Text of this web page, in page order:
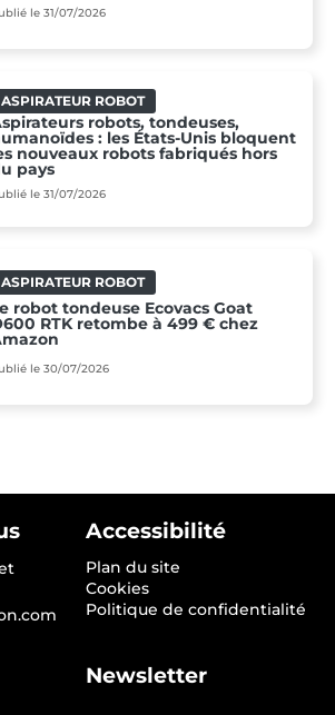
le 31/07/2026
ASPIRATEUR ROBOT
robots, tondeuses,
: les États-Unis bloquent
nouveaux robots fabriqués hors
pays
le 31/07/2026
ASPIRATEUR ROBOT
robot tondeuse Ecovacs Goat
RTK retombe à 499 € chez
le 30/07/2026
Accessibilité
Plan du site
Cookies
Politique de confidentialité
Newsletter